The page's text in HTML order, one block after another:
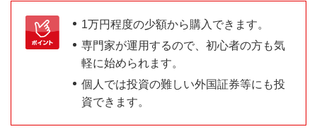
1万円程度の少額から購入できます。
専門家が運用するので、初心者の方も気
軽に始められます。
個人では投資の難しい外国証券等にも投
資できます。